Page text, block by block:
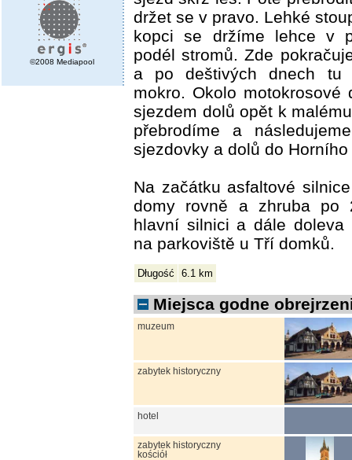
©2008 Mediapool
držet se v pravo. Lehké
kopci se držíme lehce v
podél stromů. Zde
a po deštivých dnech tu
mokro. Okolo motokrosové
sjezdem dolů opět k
přebrodíme a
sjezdovky a dolů do
Na začátku asfaltové
domy rovně a zhruba po
hlavní silnici a dále doleva
na parkoviště u Tří domků.
Długość 6.1 km
Miejsca godne
muzeum
zabytek historyczny
hotel
zabytek historyczny
kościół